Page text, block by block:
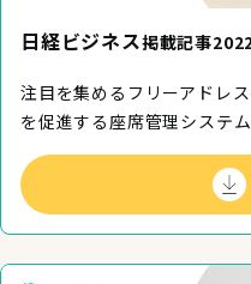
日経ビジネス掲載記事
注目を集めるフリーアドレ
を促進する座席管理システム